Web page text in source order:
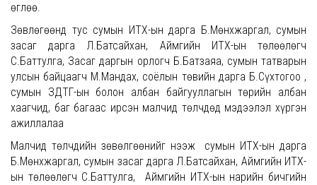
өглөө.
Зөвлөгөөнд тус сумын ИТХ-ын дарга Б.Мөнхжаргал, сумын
засаг дарга Л.Батсайхан, Аймгийн ИТХ-ын төлөөлөгч
С.Баттулга, Засаг даргын орлогч Б.Батзаяа, сумын татварын
улсын байцаагч М.Мандах, соёлын төвийн дарга Б.Сүхтогоо ,
сумын ЗДТГ-ын болон албан байгууллагын төрийн албан
хаагчид, баг багаас ирсэн малчид төлчдөд мэдээлэл хүргэн
ажиллалаа
Малчид төлчдийн зөвөлгөөнийг нээж сумын ИТХ-ын дарга
Б.Мөнхжаргал, сумын засаг дарга Л.Батсайхан, Аймгийн ИТХ-
ын төлөөлөгч С.Баттулга, Аймгийн ИТХ-ын нарийн бичгийн